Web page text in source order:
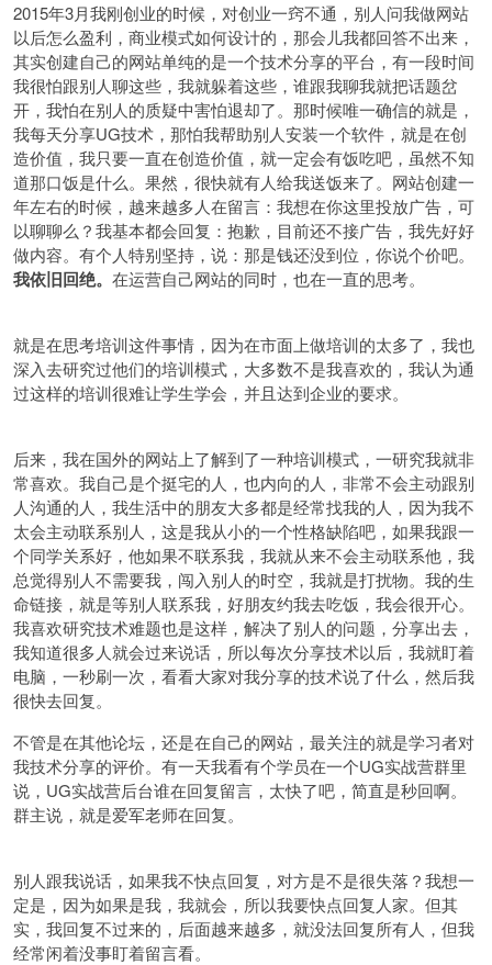
2015年3月我刚创业的时候，对创业一窍不通，别人问我做网站
以后怎么盈利，商业模式如何设计的，那会儿我都回答不出来，
其实创建自己的网站单纯的是一个技术分享的平台，有一段时间
我很怕跟别人聊这些，我就躲着这些，谁跟我聊我就把话题岔
开，我怕在别人的质疑中害怕退却了。那时候唯一确信的就是，
我每天分享UG技术，那怕我帮助别人安装一个软件，就是在创
造价值，我只要一直在创造价值，就一定会有饭吃吧，虽然不知
道那口饭是什么。果然，很快就有人给我送饭来了。网站创建一
年左右的时候，越来越多人在留言：我想在你这里投放广告，可
以聊聊么？我基本都会回复：抱歉，目前还不接广告，我先好好
做内容。有个人特别坚持，说：那是钱还没到位，你说个价吧。
我依旧回绝。 在运营自己网站的同时，也在一直的思考。
就是在思考培训这件事情，因为在市面上做培训的太多了，我也
深入去研究过他们的培训模式，大多数不是我喜欢的，我认为通
过这样的培训很难让学生学会，并且达到企业的要求。
后来，我在国外的网站上了解到了一种培训模式，一研究我就非
常喜欢。我自己是个挺宅的人，也内向的人，非常不会主动跟别
人沟通的人，我生活中的朋友大多都是经常找我的人，因为我不
太会主动联系别人，这是我从小的一个性格缺陷吧，如果我跟一
个同学关系好，他如果不联系我，我就从来不会主动联系他，我
总觉得别人不需要我，闯入别人的时空，我就是打扰物。我的生
命链接，就是等别人联系我，好朋友约我去吃饭，我会很开心。
我喜欢研究技术难题也是这样，解决了别人的问题，分享出去，
我知道很多人就会过来说话，所以每次分享技术以后，我就盯着
电脑，一秒刷一次，看看大家对我分享的技术说了什么，然后我
很快去回复。
不管是在其他论坛，还是在自己的网站，最关注的就是学习者对
我技术分享的评价。有一天我看有个学员在一个UG实战营群里
说，UG实战营后台谁在回复留言，太快了吧，简直是秒回啊。
群主说，就是爱军老师在回复。
别人跟我说话，如果我不快点回复，对方是不是很失落？我想一
定是，因为如果是我，我就会，所以我要快点回复人家。但其
实，我回复不过来的，后面越来越多，就没法回复所有人，但我
经常闲着没事盯着留言看。